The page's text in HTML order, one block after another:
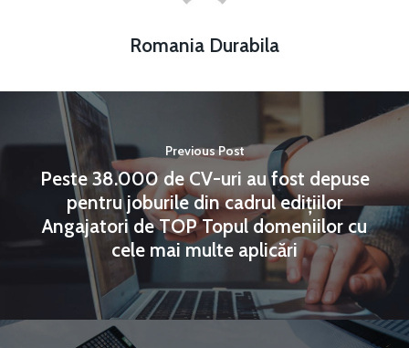
Romania Durabila
Previous Post
Peste 38.000 de CV-uri au fost depuse
pentru joburile din cadrul edițiilor
Angajatori de TOP Topul domeniilor cu
cele mai multe aplicări